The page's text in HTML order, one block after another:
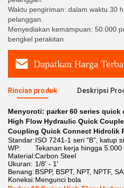
Waktu pengiriman: dalam waktu 30
pelanggan.
Menyediakan kemampuan: 50.000
bengkel perakitan
Dapatkan Harga
Rincian produk Deskripsi
Menyoroti: parker 60 series quick
High Flow Hydraulic Quick
Coupling Quick Connect Hidrolik
Standar:ISO 7241-1 seri “B”, katup
WP:
Tekanan kerja hingga
Material:Carbon Steel
Ukuran: 1/8' - 1'
Benang: BSPP, BSPT, NPT, NPTF,
Koneksi:Mengunci bola